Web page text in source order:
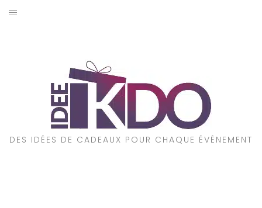
Aller
DES IDÉES DE CADEAUX POUR CHAQUE ÉVÉNEMENT
CADEAUX PAR STYLE
POUR QUI EST CE CADEAU ?
A PROPOS